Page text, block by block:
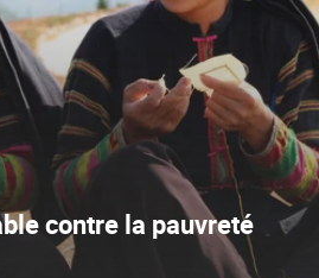
contre la pauvreté